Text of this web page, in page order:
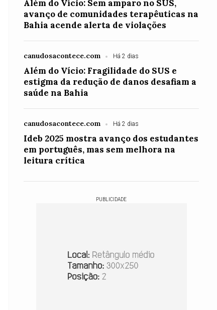
Além do Vício: Sem amparo no SUS,
avanço de comunidades terapêuticas na
Bahia acende alerta de violações
canudosacontece.com Há 2 dias
Além do Vício: Fragilidade do SUS e
estigma da redução de danos desafiam a
saúde na Bahia
canudosacontece.com Há 2 dias
Ideb 2025 mostra avanço dos estudantes
em português, mas sem melhora na
leitura crítica
PUBLICIDADE